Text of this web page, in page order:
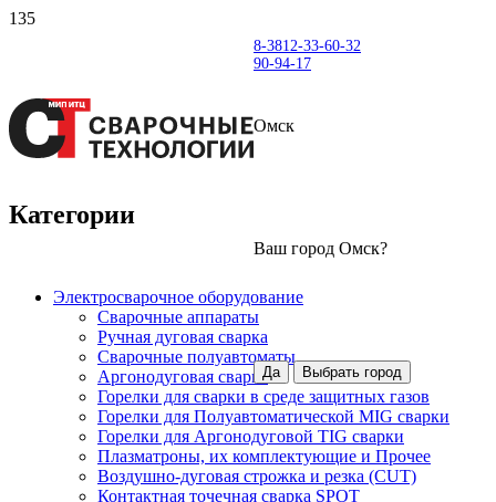
8-3812-33-60-32
90-94-17
Омск
Ваш город Омск?
Да Выбрать город
Категории
Электросварочное оборудование
Сварочные аппараты
Ручная дуговая сварка
Сварочные полуавтоматы
Аргонодуговая сварка
Горелки для сварки в среде защитных газов
Горелки для Полуавтоматической MIG сварки
Горелки для Аргонодуговой TIG сварки
Плазматроны, их комплектующие и Прочее
Воздушно-дуговая строжка и резка (CUT)
Контактная точечная сварка SPOT